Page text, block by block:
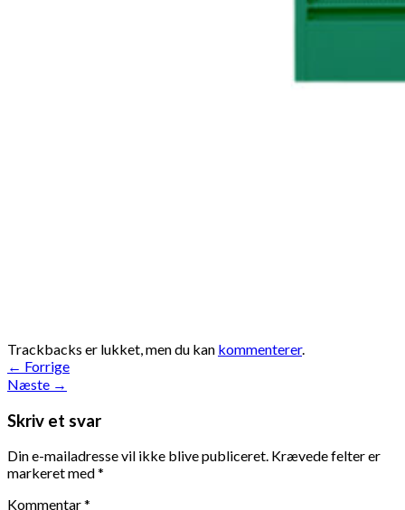
Trackbacks er lukket, men du kan kommenterer.
← Forrige
Næste →
Skriv et svar
Din e-mailadresse vil ikke blive publiceret. Krævede felter er
markeret med*
Kommentar*